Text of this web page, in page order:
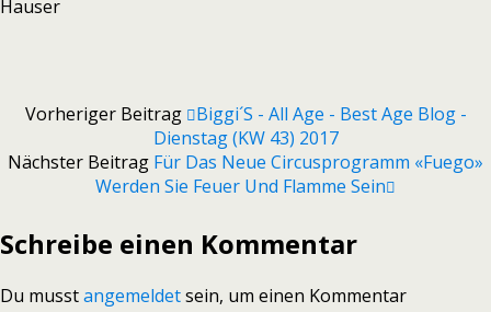
Hauser
Vorheriger Beitrag
Biggi´s - All Age - Best Age Blog -
Dienstag (KW 43) 2017
Nächster Beitrag Für Das Neue Circusprogramm «Fuego»
Werden Sie Feuer Und Flamme Sein
Schreibe einen Kommentar
Du musstangemeldetsein, um einen Kommentar